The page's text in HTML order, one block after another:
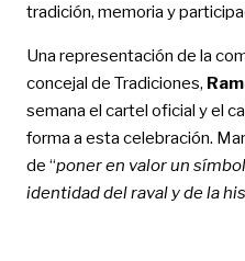
tradición, memoria y
Una representación de la
concejal de Tradiciones,
semana el cartel oficial y el
forma a esta celebración.
de “poner en valor un
identidad del raval y de la